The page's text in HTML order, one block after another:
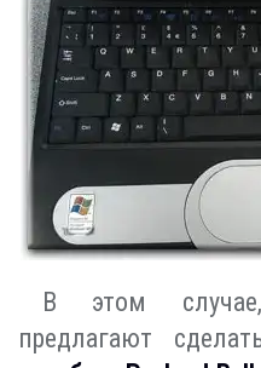
В этом
предлагают